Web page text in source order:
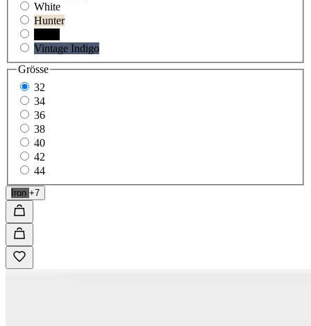
White
Hunter
Vintage Indigo
Grösse
32
34
36
38
40
42
44
Iron +7